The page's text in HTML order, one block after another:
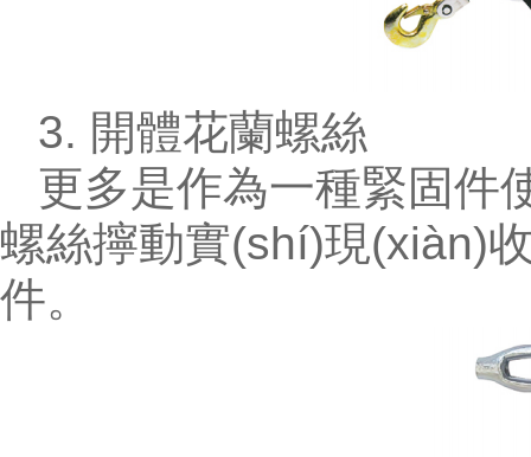
3. 開體花蘭螺絲
更多是作為一種緊固件
螺絲擰動實(shí)現(xiàn)
件。